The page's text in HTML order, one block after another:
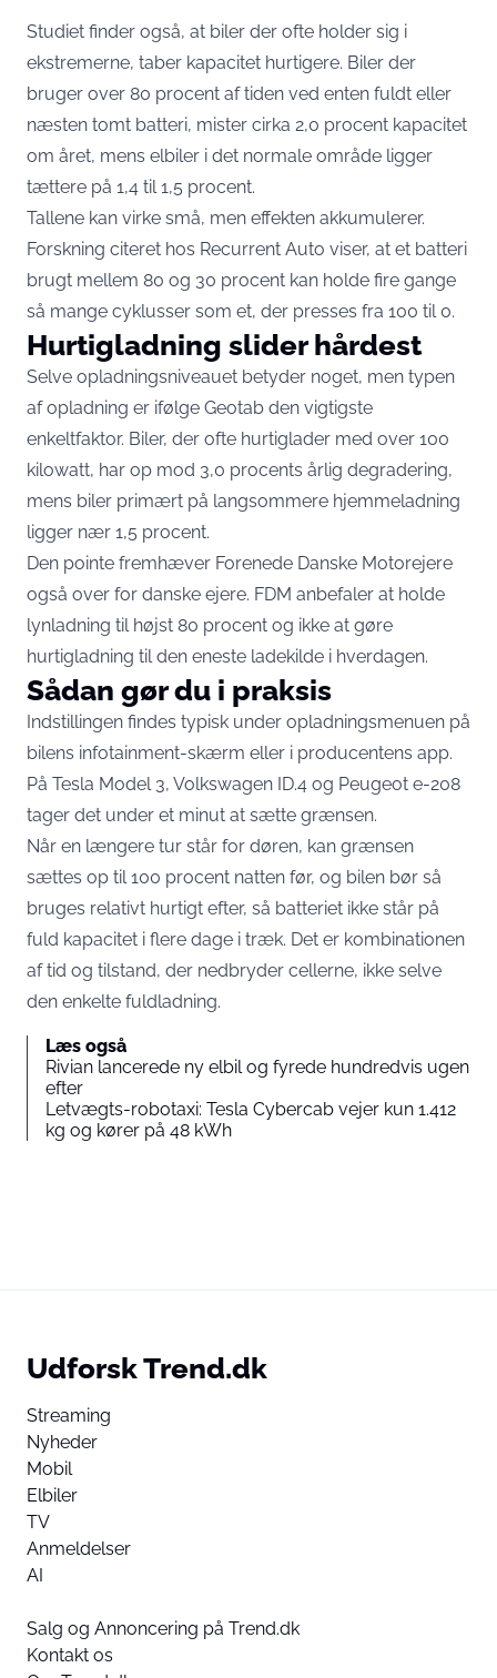
Studiet finder også, at biler der ofte holder sig i
ekstremerne, taber kapacitet hurtigere. Biler der
bruger over 80 procent af tiden ved enten fuldt eller
næsten tomt batteri, mister cirka 2,0 procent kapacitet
om året, mens elbiler i det normale område ligger
tættere på 1,4 til 1,5 procent.
Tallene kan virke små, men effekten akkumulerer.
Forskning citeret hos Recurrent Auto viser, at et batteri
brugt mellem 80 og 30 procent kan holde fire gange
så mange cyklusser som et, der presses fra 100 til 0.
Hurtigladning slider hårdest
Selve opladningsniveauet betyder noget, men typen
af opladning er ifølge Geotab den vigtigste
enkeltfaktor. Biler, der ofte hurtiglader med over 100
kilowatt, har op mod 3,0 procents årlig degradering,
mens biler primært på langsommere hjemmeladning
ligger nær 1,5 procent.
Den pointe fremhæver Forenede Danske Motorejere
også over for danske ejere. FDM anbefaler at holde
lynladning til højst 80 procent og ikke at gøre
hurtigladning til den eneste ladekilde i hverdagen.
Sådan gør du i praksis
Indstillingen findes typisk under opladningsmenuen på
bilens infotainment-skærm eller i producentens app.
På Tesla Model 3, Volkswagen ID.4 og Peugeot e-208
tager det under et minut at sætte grænsen.
Når en længere tur står for døren, kan grænsen
sættes op til 100 procent natten før, og bilen bør så
bruges relativt hurtigt efter, så batteriet ikke står på
fuld kapacitet i flere dage i træk. Det er kombinationen
af tid og tilstand, der nedbryder cellerne, ikke selve
den enkelte fuldladning.
Læs også
Rivian lancerede ny elbil og fyrede hundredvis ugen
efter
Letvægts-robotaxi: Tesla Cybercab vejer kun 1.412
kg og kører på 48 kWh
Udforsk Trend.dk
Streaming
Nyheder
Mobil
Elbiler
TV
Anmeldelser
AI
Salg og Annoncering på Trend.dk
Kontakt os